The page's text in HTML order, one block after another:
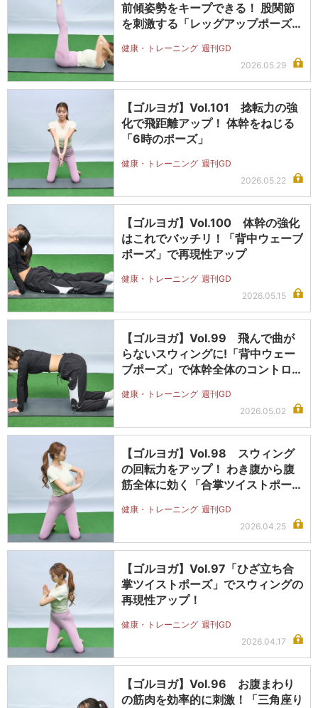
前傾姿勢をキープできる！ 股関節
を刺激する「レッグアップポーズ…
健康・トレーニング 週刊GD
2026.05.29
【ゴルヨガ】Vol.101 捻転力の強
化で飛距離アップ！ 体幹をねじる
「6時のポーズ」
健康・トレーニング 週刊GD
2026.05.22
【ゴルヨガ】Vol.100 体幹の強化
はこれでバッチリ！「背中ウェーブ
ポーズ」で再現性アップ
健康・トレーニング 週刊GD
2026.05.15
【ゴルヨガ】Vol.99 飛んで曲が
らないスウィングに!「背中ウェー
ブポーズ」で体幹全体のコントロ
健康・トレーニング 週刊GD
2026.05.02
【ゴルヨガ】Vol.98 スウィング
の回転力をアップ！ わき腹から腹
筋全体に効く「合掌ツイストポー
健康・トレーニング 週刊GD
2026.04.25
【ゴルヨガ】Vol.97「ひざ立ち合
掌ツイストポーズ」でスウィングの
再現性アップ！
健康・トレーニング 週刊GD
2026.04.17
【ゴルヨガ】Vol.96 お腹まわり
の筋肉を効率的に刺激！「三角座り